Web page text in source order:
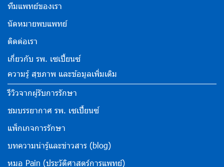
ทีมแพทย์ของเรา
นัดหมายพบแพทย์
ติดต่อเรา
เกี่ยวกับ รพ. เซเปี้ยนซ์
ความรู้ สุขภาพ และข้อมูลเพิ่มเติม
รีวิวจากผู้รับการรักษา
ชมบรรยากาศ รพ. เซเปี้ยนซ์
แพ็กเกจการรักษา
บทความน่ารู้และข่าวสาร (blog)
หมอ Pain (ประวัติศาสตร์การแพทย์)